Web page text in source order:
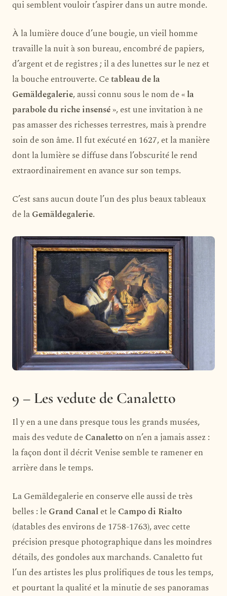
qui semblent vouloir t’aspirer dans un autre monde.
À la lumière douce d’une bougie, un vieil homme
travaille la nuit à son bureau, encombré de papiers,
d’argent et de registres ; il a des lunettes sur le nez et
la bouche entrouverte. Cetableau de la
Gemäldegalerie, aussi connu sous le nom de «la
parabole du riche insensé», est une invitation à ne
pas amasser des richesses terrestres, mais à prendre
soin de son âme. Il fut exécuté en 1627, et la manière
dont la lumière se diffuse dans l’obscurité le rend
extraordinairement en avance sur son temps.
C’est sans aucun doute l’un des plus beaux tableaux
de laGemäldegalerie.
9 – Les vedute de Canaletto
Il y en a une dans presque tous les grands musées,
mais des vedute deCanalettoon n’en a jamais assez :
la façon dont il décrit Venise semble te ramener en
arrière dans le temps.
La Gemäldegalerie en conserve elle aussi de très
belles : leGrand Canalet leCampo di Rialto
(datables des environs de 1758-1763), avec cette
précision presque photographique dans les moindres
détails, des gondoles aux marchands. Canaletto fut
l’un des artistes les plus prolifiques de tous les temps,
et pourtant la qualité et la minutie de ses panoramas